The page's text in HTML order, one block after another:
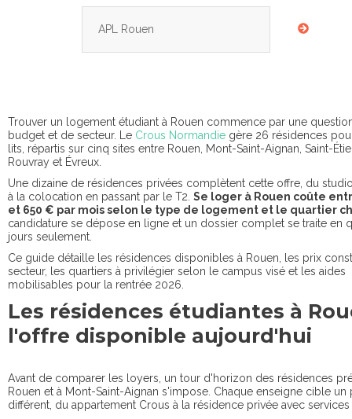
APL Rouen
Trouver un logement étudiant à Rouen commence par une
budget et de secteur. Le Crous Normandie gère 26 résidences
lits, répartis sur cinq sites entre Rouen, Mont-Saint-Aignan, Saint-
Rouvray et Évreux.
Une dizaine de résidences privées complètent cette offre, du
à la colocation en passant par le T2. Se loger à Rouen coûte
et 650 € par mois selon le type de logement et le quartier
candidature se dépose en ligne et un dossier complet se traite en
jours seulement.
Ce guide détaille les résidences disponibles à Rouen, les prix
secteur, les quartiers à privilégier selon le campus visé et les aides
mobilisables pour la rentrée 2026.
Les résidences étudiantes à
l'offre disponible aujourd'hui
Avant de comparer les loyers, un tour d'horizon des résidences
Rouen et à Mont-Saint-Aignan s'impose. Chaque enseigne cible un
différent, du appartement Crous à la résidence privée avec